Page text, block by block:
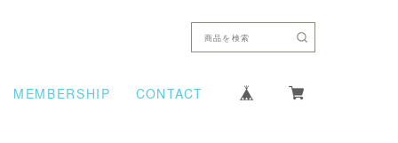
MEMBERSHIP CONTACT